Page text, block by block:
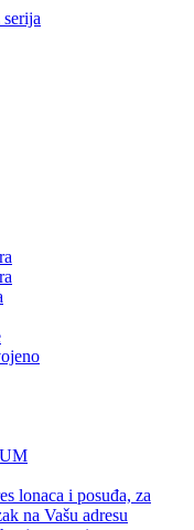
lonaca i posuđa, za
na Vašu adresu